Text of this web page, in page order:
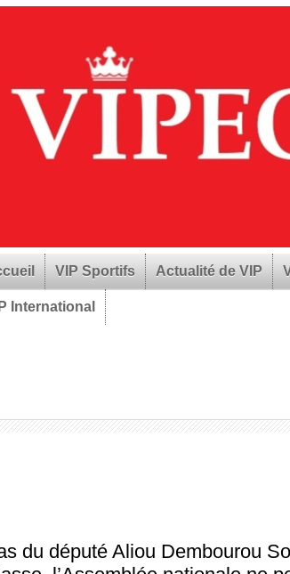
VIP Sportifs Actualité de VIP
International
du député Aliou Dembourou